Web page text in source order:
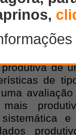
G + E,
e das
isolados
de
de
sistemática